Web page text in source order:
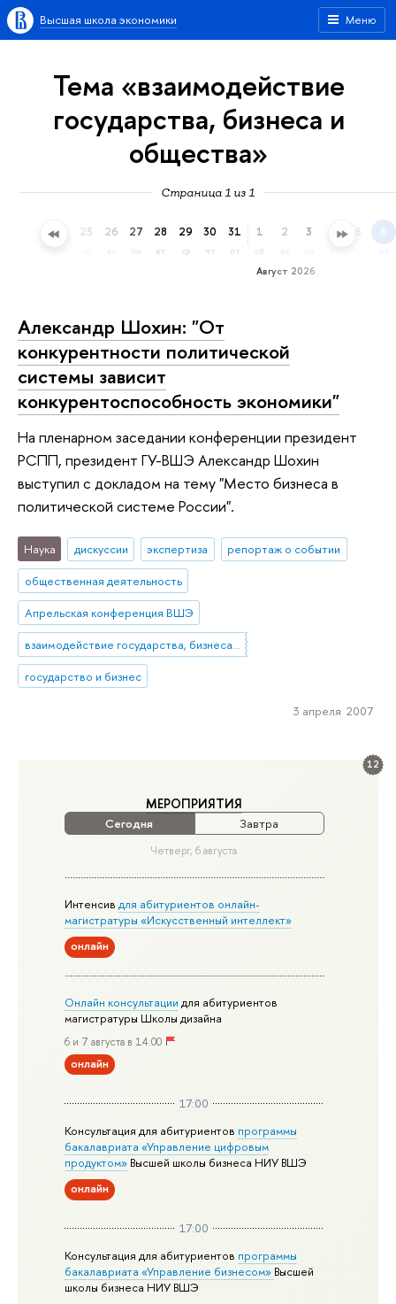
Меню
Высшая школа экономики
Тема «взаимодействие
государства, бизнеса и
общества»
Страница 1 из 1
24 25 26 27
пн
28
вт
29
ср
30
чт
31
пт
Август 2026
1
сб
2 3 4 5 6
чт
12
МЕРОПРИЯТИЯ
Сегодня Завтра
Четверг, 6 августа
Интенсивдля абитуриентов онлайн-
магистратуры «Искусственный интеллект»
онлайн
Онлайн консультации для абитуриентов
магистратуры Школы дизайна
6 и 7 августа в 14:00
онлайн
17:00
Консультация для абитуриентов программы
бакалавриата «Управление цифровым
продуктом» Высшей школы бизнеса НИУ ВШЭ
онлайн
17:00
Консультация для абитуриентов программы
бакалавриата «Управление бизнесом» Высшей
школы бизнеса НИУ ВШЭ
Александр Шохин: "От
конкурентности политической
системы зависит
конкурентоспособность экономики"
На пленарном заседании конференции президент
РСПП, президент ГУ-ВШЭ Александр Шохин
выступил с докладом на тему "Место бизнеса в
политической системе России".
Наука дискуссии экспертиза
репортаж о событии
общественная деятельность
Апрельская конференция ВШЭ
взаимодействие государства, бизнеса и общества
государство и бизнес
3 апреля 2007